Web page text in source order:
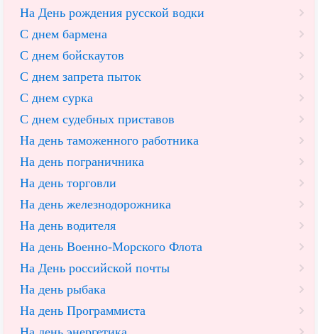
На День рождения русской водки
С днем бармена
С днем бойскаутов
С днем запрета пыток
С днем сурка
С днем судебных приставов
На день таможенного работника
На день пограничника
На день торговли
На день железнодорожника
На день водителя
На день Военно-Морского Флота
На День российской почты
На день рыбака
На день Программиста